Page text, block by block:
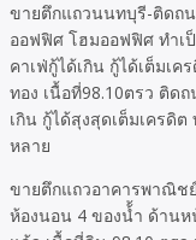
ขายตึกแถวนนทบุรี-ติดถ
ออฟฟิศ โฮมออฟฟิศ ทำเ
คาเฟ่กู้ได้เกิน กู้ได้เต็มเ
ทอง เนื้อที่98.10ตรว ติด
เกิน กู้ได้สุงสุดเต็มเครดิ
หลาย
ขายตึกแถวอาคารพาณิช
ห้องนอน 4 ของน้้ำ ด้านห